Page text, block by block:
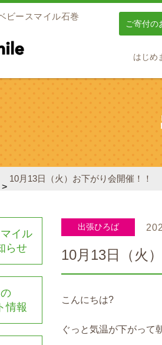
ビースマイル石巻
ご寄付の
はじめ
>
10月13日（火）お下がり会開催！！
出張ひろば
10月13日（火
こんにちは?
ぐっと気温が下がって
イル
らせ
情報